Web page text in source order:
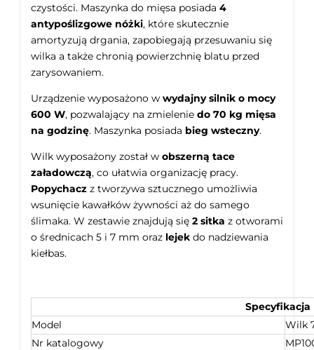
czystości. Maszynka do mięsa posiada 4
antypoślizgowe nóżki, które skutecznie
amortyzują drgania, zapobiegają przesuwaniu się
wilka a także chronią powierzchnię blatu przed
zarysowaniem.
Urządzenie wyposażono w wydajny silnik o mocy
600 W, pozwalający na zmielenie do 70 kg mięsa
na godzinę. Maszynka posiada bieg wsteczny.
Wilk wyposażony został w obszerną tace
załadowczą, co ułatwia organizację pracy.
Popychacz z tworzywa sztucznego umożliwia
wsunięcie kawałków żywności aż do samego
ślimaka. W zestawie znajdują się 2 sitka z otworami
o średnicach 5 i 7 mm oraz lejek do nadziewania
kiełbas.
Specyfikacja
Model
Wilk
Nr katalogowy